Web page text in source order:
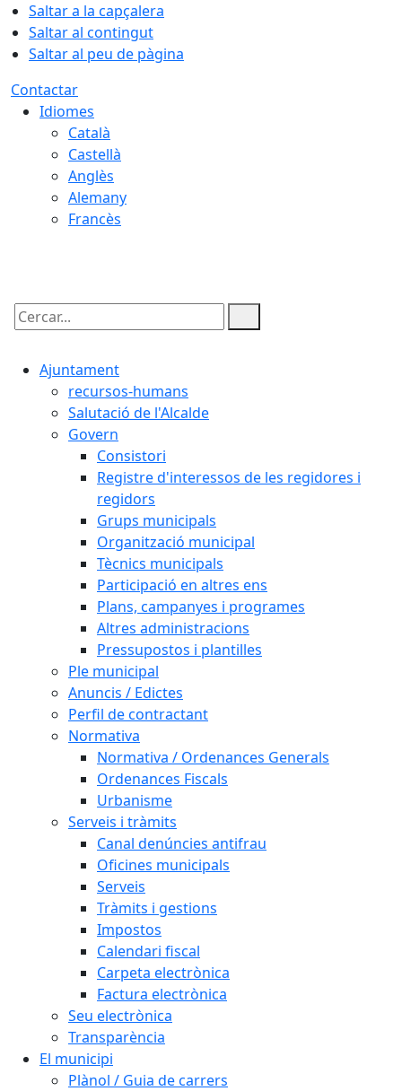
Saltar a la capçalera
Saltar al contingut
Saltar al peu de pàgina
Contactar
Idiomes
Català
Castellà
Anglès
Alemany
Francès
Cercar:
Ajuntament
recursos-humans
Salutació de l'Alcalde
Govern
Consistori
Registre d'interessos de les regidores i
regidors
Grups municipals
Organització municipal
Tècnics municipals
Participació en altres ens
Plans, campanyes i programes
Altres administracions
Pressupostos i plantilles
Ple municipal
Anuncis / Edictes
Perfil de contractant
Normativa
Normativa / Ordenances Generals
Ordenances Fiscals
Urbanisme
Serveis i tràmits
Canal denúncies antifrau
Oficines municipals
Serveis
Tràmits i gestions
Impostos
Calendari fiscal
Carpeta electrònica
Factura electrònica
Seu electrònica
Transparència
El municipi
Plànol / Guia de carrers